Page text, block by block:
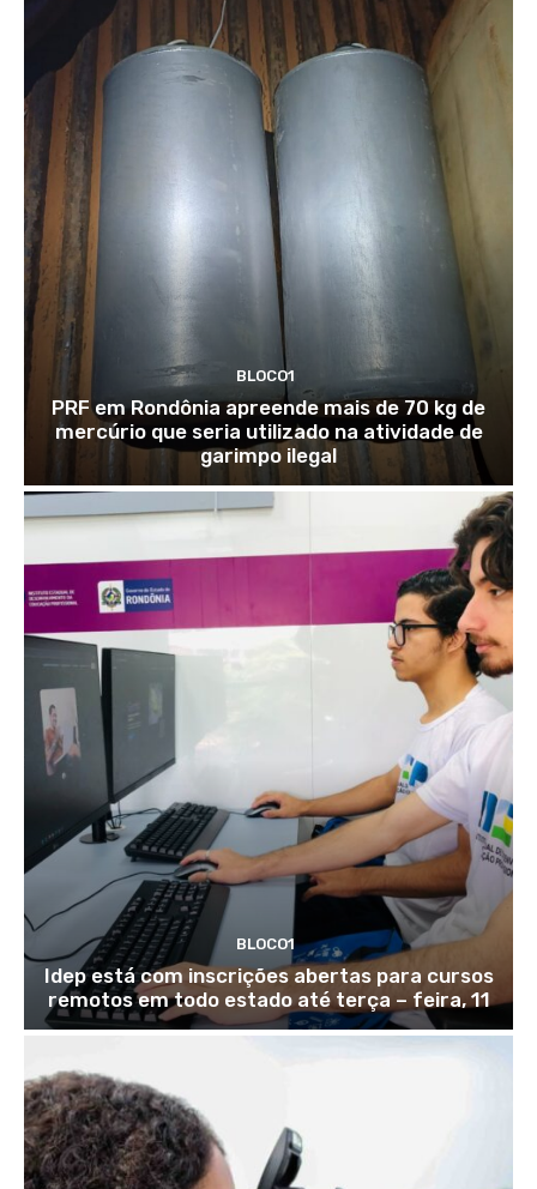
BLOCO1
PRF em Rondônia apreende mais de 70 kg de
mercúrio que seria utilizado na atividade de
garimpo ilegal
BLOCO1
Idep está com inscrições abertas para cursos
remotos em todo estado até terça – feira, 11